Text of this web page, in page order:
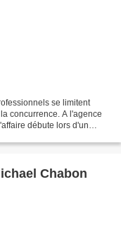
se limitent
concurrence. A l'agence
débute lors d'un
Chabon